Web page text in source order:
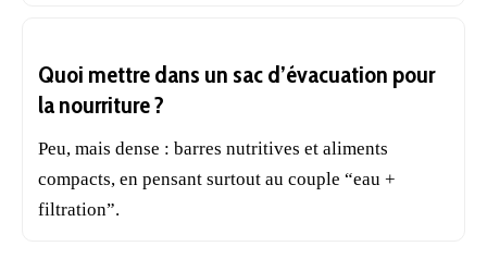
Quoi mettre dans un sac d’évacuation pour
la nourriture ?
Peu, mais dense : barres nutritives et aliments
compacts, en pensant surtout au couple “eau +
filtration”.